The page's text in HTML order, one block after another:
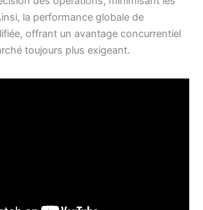
la performance globale de
offrant un avantage concurrentiel
toujours plus exigeant.